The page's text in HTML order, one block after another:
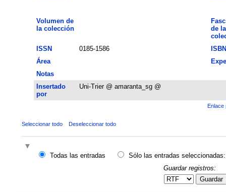
Volumen de
la colección
de la
ISSN
0185-1586
ISBN
Área
Notas
Insertado
por
Uni-Trier @ amaranta_sg @
Enlace
Seleccionar todo Deseleccionar todo
Todas las entradas
Sólo las entradas seleccionadas:
Guardar registros:
Guardar